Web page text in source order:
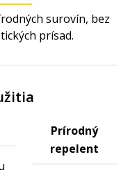
surovín, bez
prísad.
Prírodný
repelent